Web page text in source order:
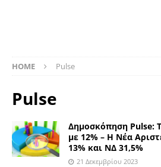
HOME Pulse
Pulse
Δημοσκόπηση Pulse:
με 12% – H Νέα
13% και ΝΔ 31,5%
21 Δεκεμβρίου 2023